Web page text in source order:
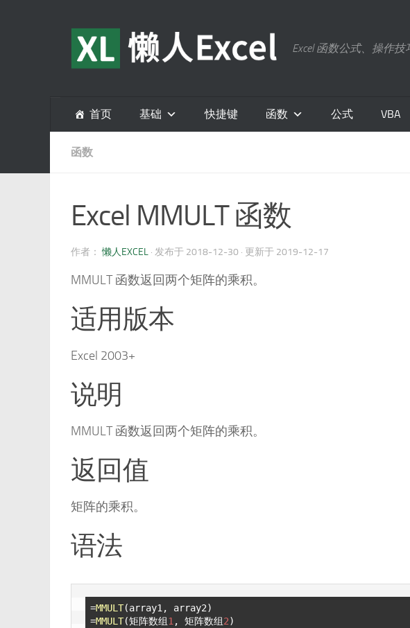
Excel 函数公式、操作
首页 基础 快捷键 函数 公式 VBA
函数
Excel MMULT 函数
作者：懒人EXCEL · 发布于 2018-12-30 · 更新于 2019-12-17
MMULT 函数返回两个矩阵的乘积。
适用版本
Excel 2003+
说明
MMULT 函数返回两个矩阵的乘积。
返回值
矩阵的乘积。
语法
=MMULT(array1, array2)
=MMULT(矩阵数组1 , 矩阵数组2